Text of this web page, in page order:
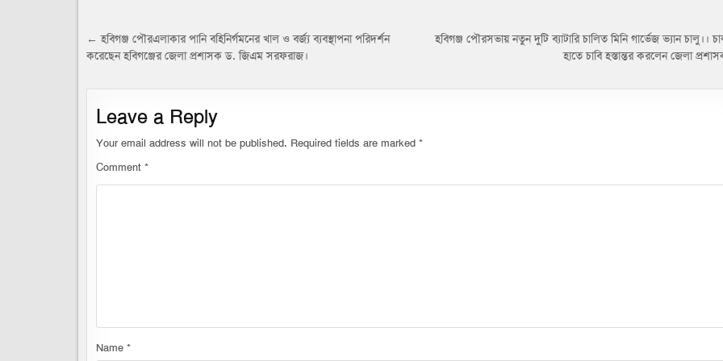
Post
navigation
হবিগঞ্জ পৌরসভায় নতুন দুটি ব্যাটারি চালিত মিনি গার্ভেজ ভ্যান চালু।।
হাতে চাবি হস্তান্তর করলেন জেলা
← হবিগঞ্জ পৌরএলাকার পানি বহিনির্গমনের খাল ও বর্জ্য ব্যবস্থাপনা পরিদর্শন
করেছেন হবিগঞ্জের জেলা প্রশাসক ড. জিএম সরফরাজ।
Leave a Reply
Your email address will not be published. Required fields are marked *
Comment *
Name *